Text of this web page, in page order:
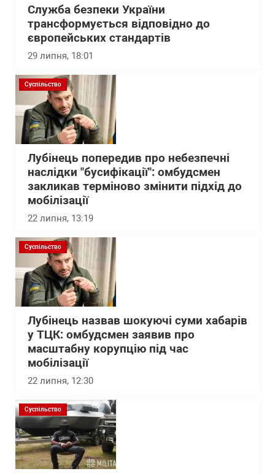
Служба безпеки України
трансформується відповідно до
європейських стандартів
29 липня, 18:01
Суспільство
Лубінець попередив про небезпечні
наслідки "бусифікації": омбудсмен
закликав терміново змінити підхід до
мобілізації
22 липня, 13:19
Суспільство
Лубінець назвав шокуючі суми хабарів
у ТЦК: омбудсмен заявив про
масштабну корупцію під час
мобілізації
22 липня, 12:30
Суспільство